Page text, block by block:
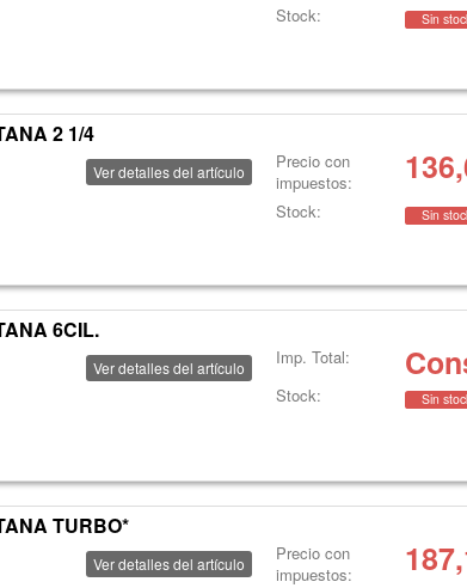
Stock: Sin
2 1/4
Ver detalles del artículo
Precio con
impuestos:
Stock: Sin
6CIL.
Ver detalles del artículo Imp. Total:
Stock: Sin
TURBO*
Ver detalles del artículo
Precio con
impuestos: